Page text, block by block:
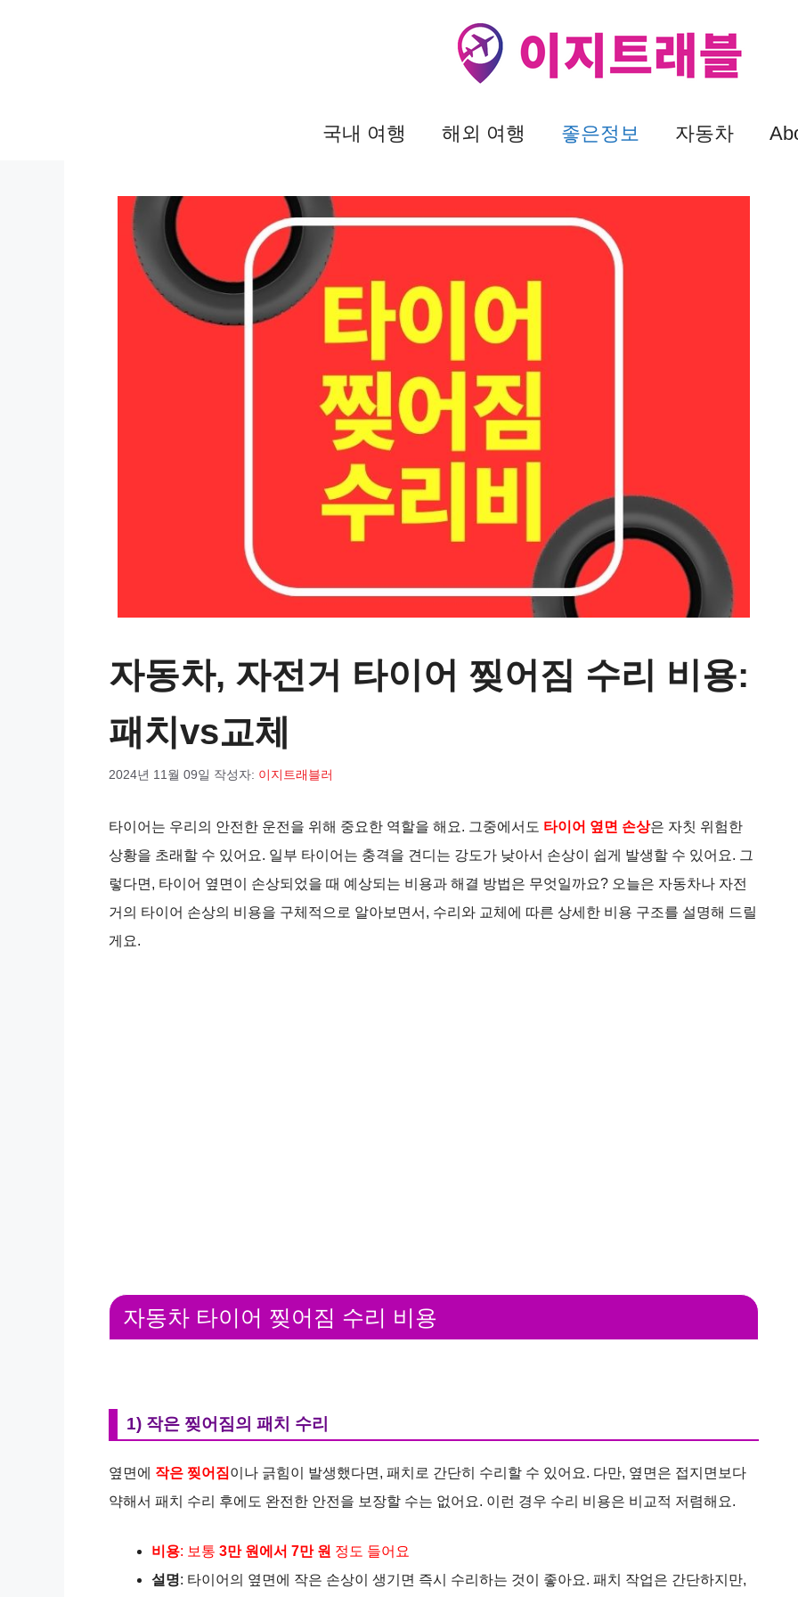
국내 여행 해외 여행 좋은정보 자동차
자동차, 자전거 타이어 찢어짐 수리 비용:
패치vs교체
2024년 11월 09일 작성자: 이지트래블러
타이어는 우리의 안전한 운전을 위해 중요한 역할을 해요. 그중에서도 타이어 옆면 손상은 자칫 위험한
상황을 초래할 수 있어요. 일부 타이어는 충격을 견디는 강도가 낮아서 손상이 쉽게 발생할 수 있어요. 그
렇다면, 타이어 옆면이 손상되었을 때 예상되는 비용과 해결 방법은 무엇일까요? 오늘은 자동차나 자전
거의 타이어 손상의 비용을 구체적으로 알아보면서, 수리와 교체에 따른 상세한 비용 구조를 설명해 드릴
게요.
자동차 타이어 찢어짐 수리 비용
1) 작은 찢어짐의 패치 수리
옆면에 작은 찢어짐이나 긁힘이 발생했다면, 패치로 간단히 수리할 수 있어요. 다만, 옆면은 접지면보다
약해서 패치 수리 후에도 완전한 안전을 보장할 수는 없어요. 이런 경우 수리 비용은 비교적 저렴해요.
비용: 보통 3만 원에서 7만 원 정도 들어요
설명: 타이어의 옆면에 작은 손상이 생기면 즉시 수리하는 것이 좋아요. 패치 작업은 간단하지만,